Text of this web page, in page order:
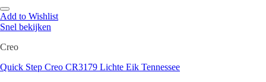
Add to Wishlist
Snel bekijken
Creo
Quick Step Creo CR3179 Lichte Eik Tennessee